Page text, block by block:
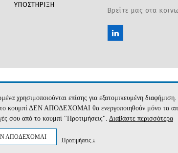
ΥΠΟΣΤΗΡΙΞΗ
Βρείτε μας στα
χρησιμοποιούνται επίσης για εξατομικευμένη διαφήμιση.
ΔΕΝ ΑΠΟΔΕΧΟΜΑΙ θα ενεργοποιηθούν μόνο τα
σου από το κουμπί "Προτιμήσεις". Διαβάστε περισσότερα
ΑΠΟΔΕΧΟΜΑΙ Προτιμήσεις ↓